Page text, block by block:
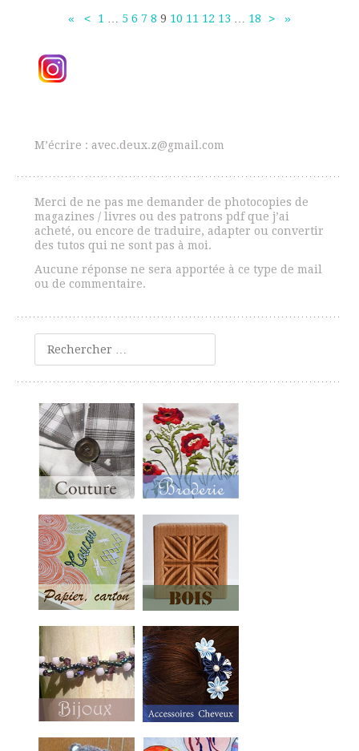
Navigation
des
« < 1 5 6 7 8 9 10 11 12 13 18 > »
M’écrire : avec.deux.z@gmail.com
Merci de ne pas me demander de photocopies de
magazines / livres ou des patrons pdf que j’ai
acheté, ou encore de traduire, adapter ou convertir
des tutos qui ne sont pas à moi.
Aucune réponse ne sera apportée à ce type de mail
ou de commentaire.
Rechercher